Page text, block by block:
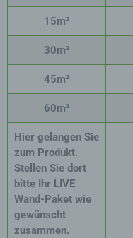
15m²
30m²
45m²
60m²
Hier gelangen Sie
zum Produkt.
Stellen Sie dort
bitte Ihr LIVE
Wand-Paket wie
gewünscht
zusammen.